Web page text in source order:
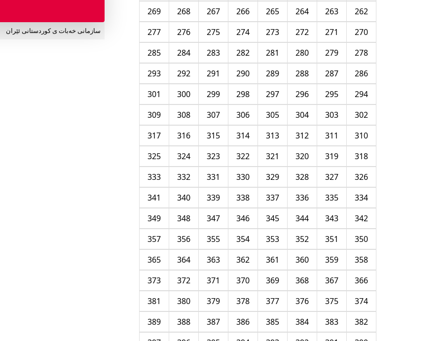
262
263
264
265
266
267
268
269
270
271
272
273
274
275
276
277
278
279
280
281
282
283
284
285
286
287
288
289
290
291
292
293
294
295
296
297
298
299
300
301
302
303
304
305
306
307
308
309
310
311
312
313
314
315
316
317
318
319
320
321
322
323
324
325
326
327
328
329
330
331
332
333
334
335
336
337
338
339
340
341
342
343
344
345
346
347
348
349
350
351
352
353
354
355
356
357
358
359
360
361
362
363
364
365
366
367
368
369
370
371
372
373
374
375
376
377
378
379
380
381
382
383
384
385
386
387
388
389
سازمانی خەبات ی کوردستانی ئێران